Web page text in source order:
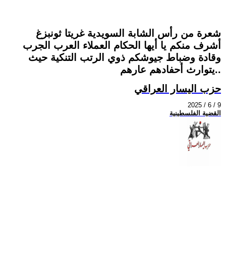
شعرة من رأس الشابة السويدية غريتا ثونبزغ
أشرف منكم يا أيها الحكام العملاء العرب الجرب
وقادة وضباط جيوشكم ذوي الرتب التنكية حيث
يتوارث أحفادهم عارهم..
حزب اليسار العراقي
2025 / 6 / 9
القضية الفلسطينية